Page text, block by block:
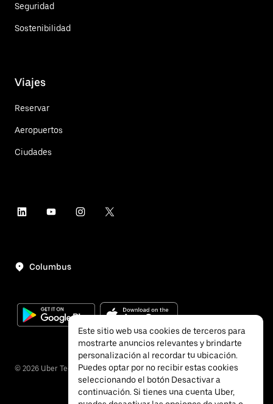
Seguridad
Sostenibilidad
Viajes
Reservar
Aeropuertos
Ciudades
Columbus
© 2026 Uber Technologies, Inc.
Este sitio web usa cookies de terceros para
mostrarte anuncios relevantes y brindarte
personalización al recordar tu ubicación.
Puedes optar por no recibir estas cookies
seleccionando el botón Desactivar a
continuación. Si tienes una cuenta Uber,